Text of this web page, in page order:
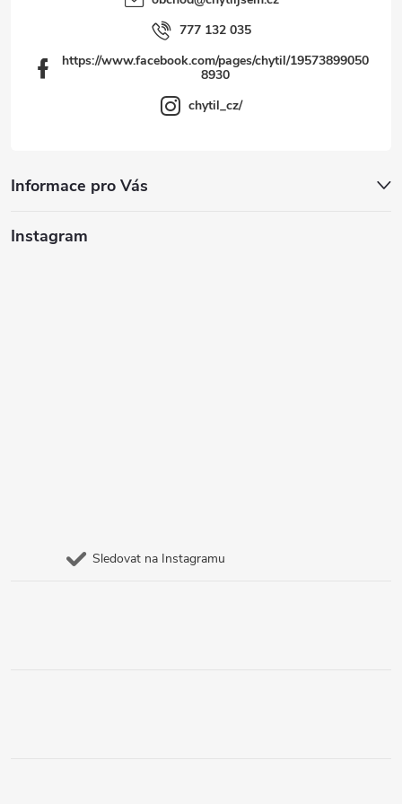
777 132 035
https://www.facebook.com/pages/chytil/19573899050
8930
chytil_cz/
Informace pro Vás
Instagram
Sledovat na Instagramu